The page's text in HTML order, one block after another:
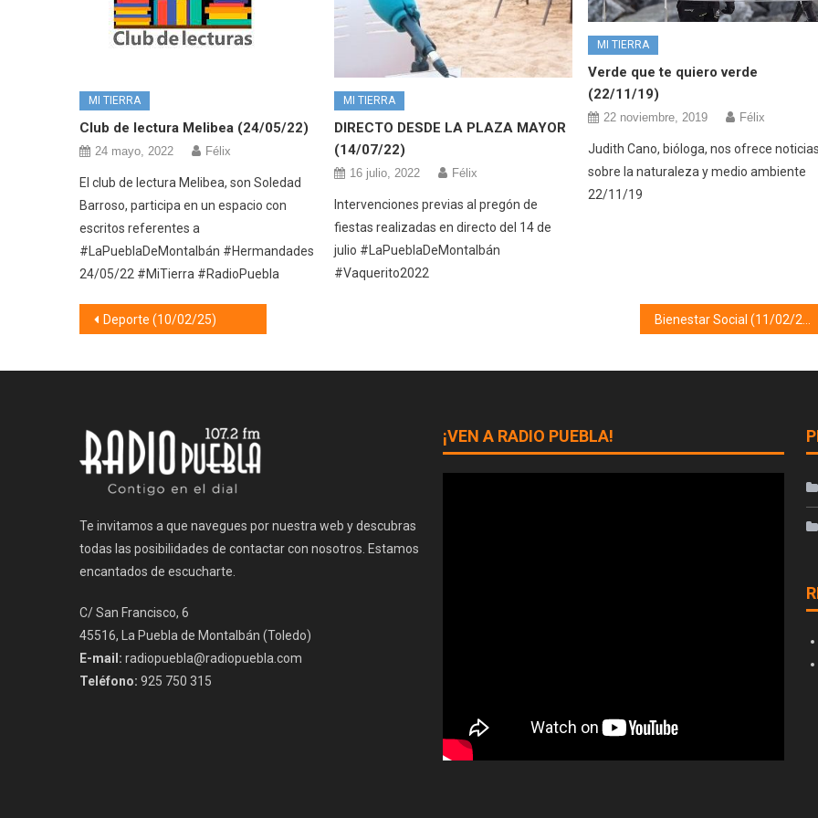
MI TIERRA
Club de lectura Melibea (24/05/22)
24 mayo, 2022 Félix
El club de lectura Melibea, son Soledad
Barroso, participa en un espacio con
escritos referentes a
#LaPueblaDeMontalbán #Hermandades
24/05/22 #MiTierra #RadioPuebla
MI TIERRA
DIRECTO DESDE LA PLAZA MAYOR
(14/07/22)
16 julio, 2022 Félix
Intervenciones previas al pregón de
fiestas realizadas en directo del 14 de
julio #LaPueblaDeMontalbán
#Vaquerito2022
MI TIERRA
Verde que te quiero verde
(22/11/19)
22 noviembre, 2019 Félix
Judith Cano, bióloga, nos ofrece
sobre la naturaleza y medio ambiente
22/11/19
Navegación
Deporte (10/02/25)
Te invitamos a que navegues por nuestra web y descubras
todas las posibilidades de contactar con nosotros. Estamos
encantados de escucharte.
C/ San Francisco, 6
45516, La Puebla de Montalbán (Toledo)
E-mail: radiopuebla@radiopuebla.com
Teléfono: 925 750 315
¡VEN A RADIO PUEBLA!